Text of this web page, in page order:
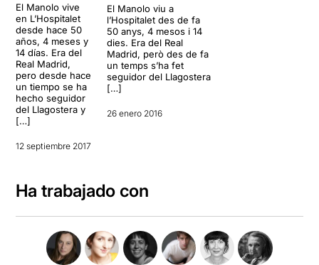
El Manolo vive
en L’Hospitalet
desde hace 50
años, 4 meses y
14 días. Era del
Real Madrid,
pero desde hace
un tiempo se ha
hecho seguidor
del Llagostera y
[…]
12 septiembre 2017
El Manolo viu a
l’Hospitalet des de fa
50 anys, 4 mesos i 14
dies. Era del Real
Madrid, però des de fa
un temps s’ha fet
seguidor del Llagostera
[…]
26 enero 2016
Ha trabajado con